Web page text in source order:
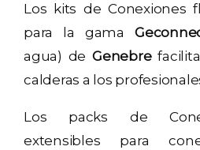
Los kits de Conexiones
para la gama
agua) deGenebre
calderas a los
Los packs de
extensibles para